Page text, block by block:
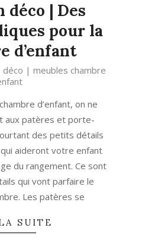
déco | Des
pour la
d’enfant
déco | meubles chambre
d’enfant, on ne
aux patères et porte-
des petits détails
aideront votre enfant
du rangement. Ce sont
qui vont parfaire le
Les patères se
SUITE